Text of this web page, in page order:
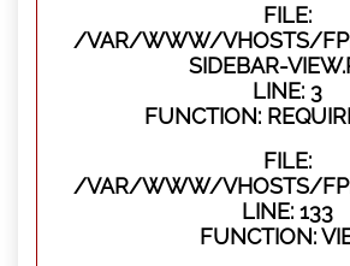
FILE:
/VAR/WWW/VHOSTS/
SIDEBAR-
LINE: 3
FUNCTION:
FILE:
/VAR/WWW/VHOSTS/
LINE: 133
FUNCTION: